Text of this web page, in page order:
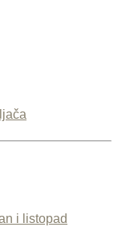
i listopad